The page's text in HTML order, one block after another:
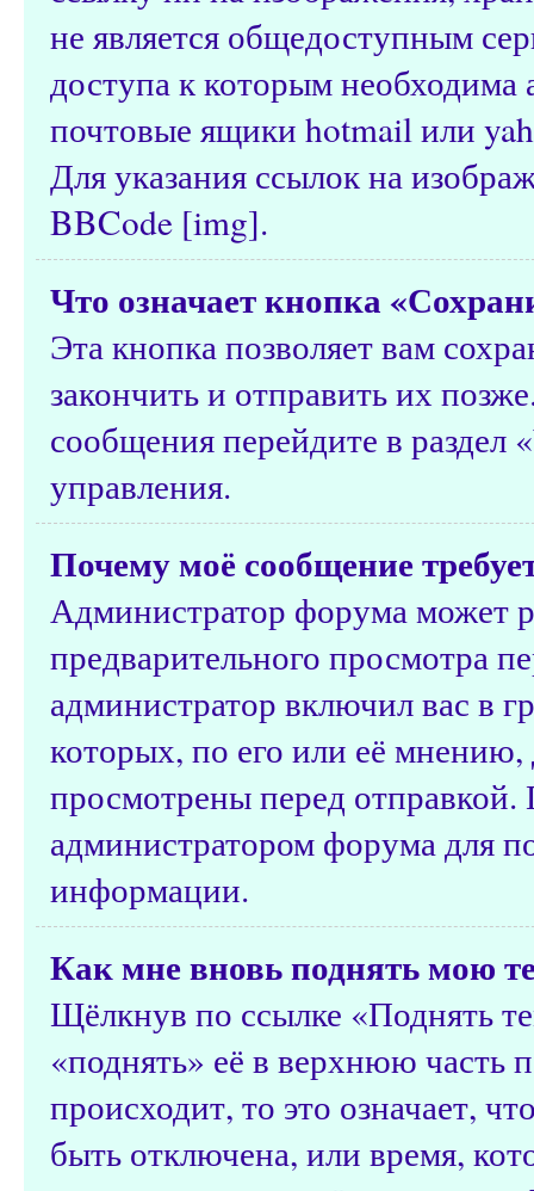
не является общедоступным
доступа к которым
почтовые ящики hotmail или
Для указания ссылок на
BBCode [img].
Что означает кнопка
Эта кнопка позволяет вам
закончить и отправить их
сообщения перейдите в
управления.
Почему моё сообщение
Администратор форума может
предварительного просмотра
администратор включил вас в
которых, по его или её
просмотрены перед отправкой.
администратором форума для
информации.
Как мне вновь поднять мою
Щёлкнув по ссылке «Поднять
«поднять» её в верхнюю часть
происходит, то это означает,
быть отключена, или время,